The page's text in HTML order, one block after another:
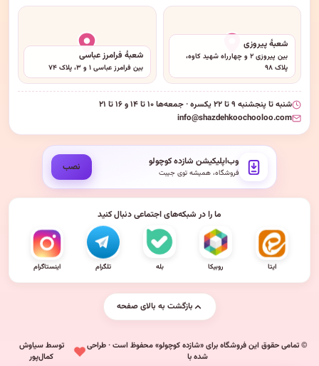
شعبهٔ پیروزی
بین پیروزی ۲ و چهارراه شهید کاوه،
پلاک ۹۸
شعبهٔ فرامرز عباسی
بین فرامرز عباسی ۱ و ۳، پلاک ۷۴
شنبه تا پنجشنبه ۹ تا ۲۲ یکسره · جمعه‌ها ۱۰ تا ۱۴ و ۱۶ تا ۲۱
info@shazdehkoochooloo.com
وب‌اپلیکیشن شازده کوچولو
فروشگاه، همیشه توی جیبت نصب
ما را در شبکه‌های اجتماعی دنبال کنید
ایتا روبیکا بله تلگرام اینستاگرام
بازگشت به بالای صفحه
© تمامی حقوق این فروشگاه برای «شازده کوچولو» محفوظ است · طراحی
شده با
توسط سیاوش
کمال‌پور